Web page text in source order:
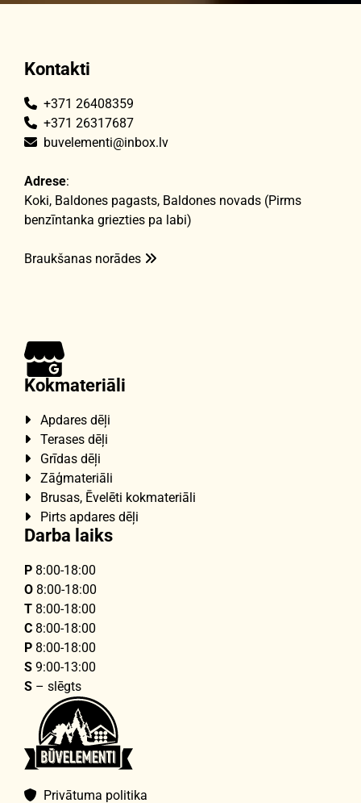
Kontakti
 +371 26408359
 +371 26317687
 buvelementi@inbox.lv
Adrese:
Koki, Baldones pagasts, Baldones novads (Pirms
benzīntanka griezties pa labi)
Braukšanas norādes 
Kokmateriāli
 Apdares dēļi
 Terases dēļi
 Grīdas dēļi
 Zāģmateriāli
 Brusas, Ēvelēti kokmateriāli
 Pirts apdares dēļi
Darba laiks
P 8:00-18:00
O 8:00-18:00
T 8:00-18:00
C 8:00-18:00
P 8:00-18:00
S 9:00-13:00
S – slēgts
 Privātuma politika